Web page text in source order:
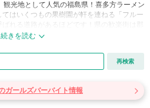
光地として人気の福島県！喜多方ラーメン
はいくつもの果樹園が軒を連ねる「フルー
で賑わいます！そんな福島市のおすすめ情
飲み屋が多く、「駅前アーケード商店街」
と多くの人で賑わい深夜まで途切れること
バーはこのアーケード街周辺に集中してお
再検索
ガールズバーバイト情報